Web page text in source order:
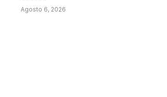
Agosto 6, 2026